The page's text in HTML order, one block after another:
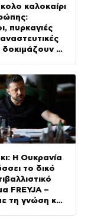
καλοκαίρι
πυρκαγιές
δοκιμάζουν τη
Η Ουκρανία
το δικό
FREYJA –
τη γνώση και